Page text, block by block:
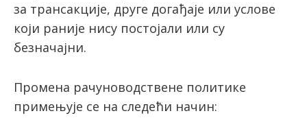
за трансакције, друге догађаје или услове
који раније нису постојали или су
безначајни.
Промена рачуноводствене политике
примењује се на следећи начин: